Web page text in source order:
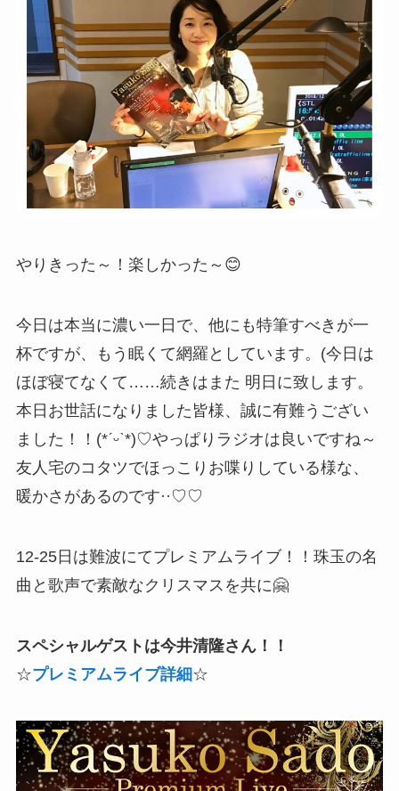
やりきった～！楽しかった～😊
今日は本当に濃い一日で、他にも特筆すべきが一
杯ですが、もう眠くて網羅としています。(今日は
ほぼ寝てなくて……続きはまた 明日に致します。
本日お世話になりました皆様、誠に有難うござい
ました！！(*ˊᵕˋ*)♡やっぱりラジオは良いですね～
友人宅のコタツでほっこりお喋りしている様な、
暖かさがあるのです··♡♡
12-25日は難波にてプレミアムライブ！！珠玉の名
曲と歌声で素敵なクリスマスを共に🤗
スペシャルゲストは今井清隆さん！！
☆プレミアムライブ詳細☆